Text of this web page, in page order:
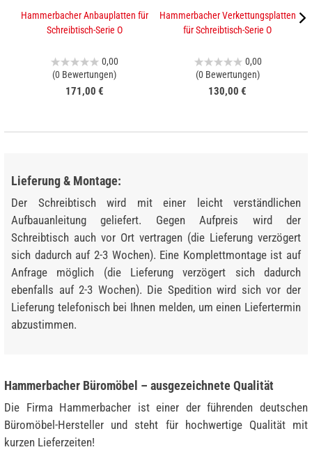
Hammerbacher Anbauplatten für
Schreibtisch-Serie O
0,00
(0 Bewertungen)
171,00 €
Hammerbacher Verkettungsplatten
für Schreibtisch-Serie O
0,00
(0 Bewertungen)
130,00 €
Lieferung & Montage:
Der Schreibtisch wird mit einer leicht verständlichen
Aufbauanleitung geliefert. Gegen Aufpreis wird der
Schreibtisch auch vor Ort vertragen (die Lieferung verzögert
sich dadurch auf 2-3 Wochen). Eine Komplettmontage ist auf
Anfrage möglich (die Lieferung verzögert sich dadurch
ebenfalls auf 2-3 Wochen). Die Spedition wird sich vor der
Lieferung telefonisch bei Ihnen melden, um einen Liefertermin
abzustimmen.
Hammerbacher Büromöbel – ausgezeichnete Qualität
Die Firma Hammerbacher ist einer der führenden deutschen
Büromöbel-Hersteller und steht für hochwertige Qualität mit
kurzen Lieferzeiten!